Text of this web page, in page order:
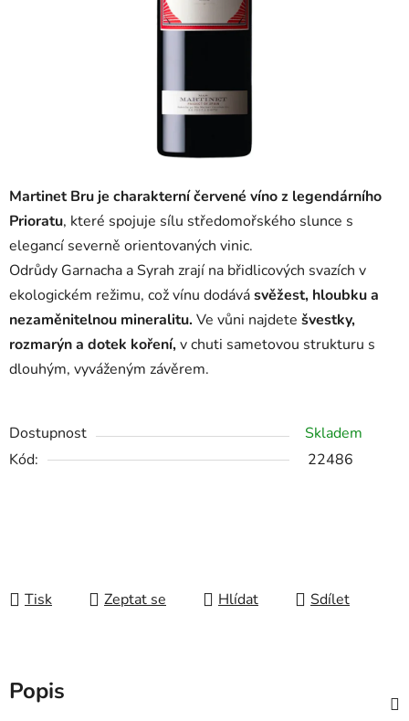
Martinet Bru je charakterní červené víno z legendárního
Prioratu, které spojuje sílu středomořského slunce s
elegancí severně orientovaných vinic.
Odrůdy Garnacha a Syrah zrají na břidlicových svazích v
ekologickém režimu, což vínu dodávásvěžest, hloubku a
nezaměnitelnou mineralitu. Ve vůni najdete švestky,
rozmarýn a dotek koření,v chuti sametovou strukturu s
dlouhým, vyváženým závěrem.
Dostupnost
Skladem
Kód:
22486
Tisk Zeptat se Hlídat Sdílet
Popis